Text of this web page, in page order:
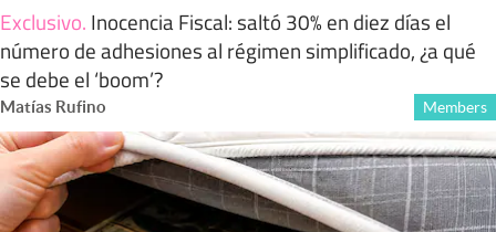
Exclusivo. Inocencia Fiscal: saltó 30% en diez días el
número de adhesiones al régimen simplificado, ¿a qué
se debe el ‘boom’?
Matías Rufino Members